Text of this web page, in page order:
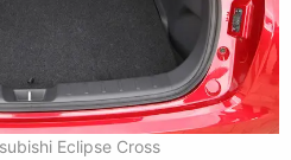
Eclipse Cross